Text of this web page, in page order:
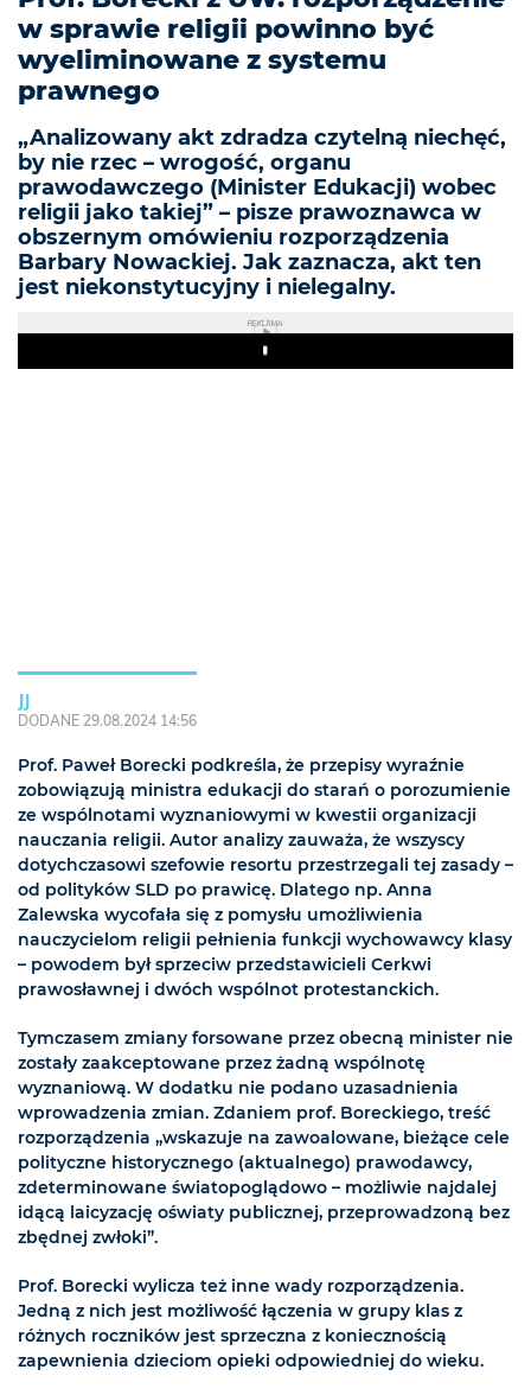
w sprawie religii powinno być
wyeliminowane z systemu
prawnego
„Analizowany akt zdradza czytelną niechęć,
by nie rzec – wrogość, organu
prawodawczego (Minister Edukacji) wobec
religii jako takiej” – pisze prawoznawca w
obszernym omówieniu rozporządzenia
Barbary Nowackiej. Jak zaznacza, akt ten
jest niekonstytucyjny i nielegalny.
REKLAMA
Play
JJ
DODANE 29.08.2024 14:56
Prof. Paweł Borecki podkreśla, że przepisy wyraźnie
zobowiązują ministra edukacji do starań o porozumienie
ze wspólnotami wyznaniowymi w kwestii organizacji
nauczania religii. Autor analizy zauważa, że wszyscy
dotychczasowi szefowie resortu przestrzegali tej zasady –
od polityków SLD po prawicę. Dlatego np. Anna
Zalewska wycofała się z pomysłu umożliwienia
nauczycielom religii pełnienia funkcji wychowawcy klasy
– powodem był sprzeciw przedstawicieli Cerkwi
prawosławnej i dwóch wspólnot protestanckich.
Tymczasem zmiany forsowane przez obecną minister nie
zostały zaakceptowane przez żadną wspólnotę
wyznaniową. W dodatku nie podano uzasadnienia
wprowadzenia zmian. Zdaniem prof. Boreckiego, treść
rozporządzenia „wskazuje na zawoalowane, bieżące cele
polityczne historycznego (aktualnego) prawodawcy,
zdeterminowane światopoglądowo – możliwie najdalej
idącą laicyzację oświaty publicznej, przeprowadzoną bez
zbędnej zwłoki”.
Prof. Borecki wylicza też inne wady rozporządzenia.
Jedną z nich jest możliwość łączenia w grupy klas z
różnych roczników jest sprzeczna z koniecznością
zapewnienia dzieciom opieki odpowiedniej do wieku.